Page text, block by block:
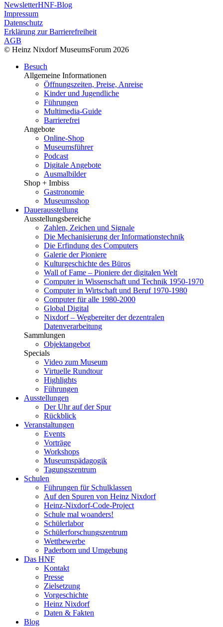
NewsletterHNF-Blog
Impressum
Datenschutz
Erklärung zur Barrierefreiheit
AGB
© Heinz Nixdorf MuseumsForum 2026
Besuch
Allgemeine Informationen
Öffnungszeiten, Preise, Anreise
Kinder und Jugendliche
Führungen
Multimedia-Guide
Barrierefrei
Angebote
Online-Shop
Museumsführer
Podcast
Digitale Angebote
Ausmalbilder
Shop + Imbiss
Gastronomie
Museumsshop
Dauerausstellung
Ausstellungsbereiche
Zahlen, Zeichen und Signale
Die Mechanisierung der Informationstechnik
Die Erfindung des Computers
Galerie der Pioniere
Kulturgeschichte des Büros
Wall of Fame – Pioniere der digitalen Welt
Computer in Wissenschaft und Technik 1950-1970
Computer in Wirtschaft und Beruf 1970-1980
Computer für alle 1980-2000
Global Digital
Nixdorf – Wegbereiter der dezentralen
Datenverarbeitung
Sammlungen
Objektangebot
Specials
Video zum Museum
Virtuelle Rundtour
Highlights
Führungen
Ausstellungen
Der Uhr auf der Spur
Rückblick
Veranstaltungen
Events
Vorträge
Workshops
Museumspädagogik
Tagungszentrum
Schulen
Führungen für Schulklassen
Auf den Spuren von Heinz Nixdorf
Heinz-Nixdorf-Code-Project
Schule mal woanders!
Schülerlabor
Schülerforschungszentrum
Wettbewerbe
Paderborn und Umgebung
Das HNF
Kontakt
Presse
Zielsetzung
Vorgeschichte
Heinz Nixdorf
Daten & Fakten
Blog